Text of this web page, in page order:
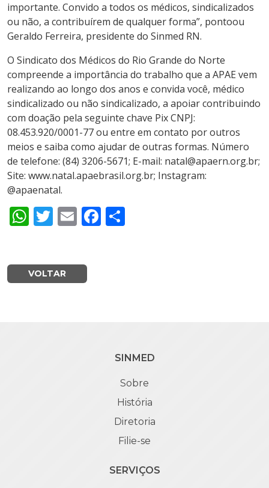
importante. Convido a todos os médicos, sindicalizados
ou não, a contribuírem de qualquer forma”, pontoou
Geraldo Ferreira, presidente do Sinmed RN.
O Sindicato dos Médicos do Rio Grande do Norte
compreende a importância do trabalho que a APAE vem
realizando ao longo dos anos e convida você, médico
sindicalizado ou não sindicalizado, a apoiar contribuindo
com doação pela seguinte chave Pix CNPJ:
08.453.920/0001-77 ou entre em contato por outros
meios e saiba como ajudar de outras formas. Número
de telefone: (84) 3206-5671; E-mail: natal@apaern.org.br;
Site: www.natal.apaebrasil.org.br; Instagram:
@apaenatal.
WhatsApp
Twitter
EmailFacebook
VOLTAR
SINMED
Sobre
História
Diretoria
Filie-se
SERVIÇOS